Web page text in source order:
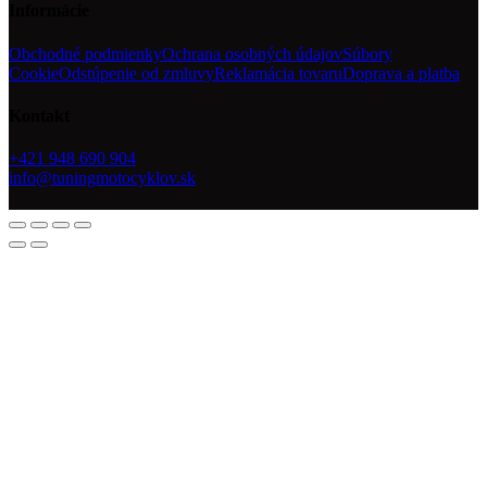
Obchodné podmienkyOchrana osobných údajovSúbory
CookieOdstúpenie od zmluvyReklamácia tovaruDoprava a platba
+421 948 690 904
info@tuningmotocyklov.sk